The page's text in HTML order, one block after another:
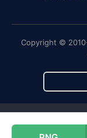
Copyright ©